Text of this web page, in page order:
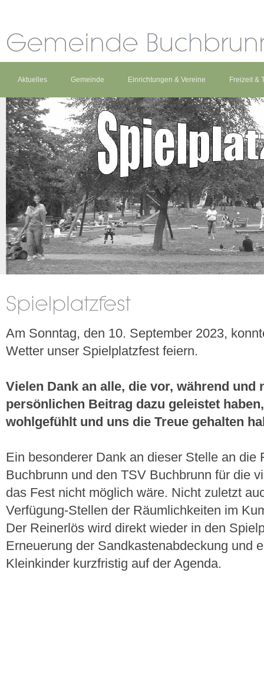
Aktuelles Gemeinde Einrichtungen & Vereine Freizeit &
Am Sonntag, den 10. September 2023,
Wetter unser Spielplatzfest feiern.
Vielen Dank an alle, die vor, während und
persönlichen Beitrag dazu geleistet
wohlgefühlt und uns die Treue gehalten
Ein besonderer Dank an dieser Stelle an die
Buchbrunn und den TSV Buchbrunn für die
das Fest nicht möglich wäre. Nicht zuletzt
Verfügung-Stellen der Räumlichkeiten im
Der Reinerlös wird direkt wieder in den
Erneuerung der Sandkastenabdeckung und
Kleinkinder kurzfristig auf der Agenda.